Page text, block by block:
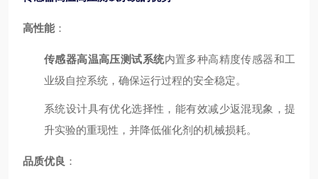
高性能 ：
传感器高温高压测试系统内置多种高精度传感器和工
业级自控系统，确保运行过程的安全稳定。
系统设计具有优化选择性，能有效减少返混现象，提
升实验的重现性，并降低催化剂的机械损耗。
品质优良 ：